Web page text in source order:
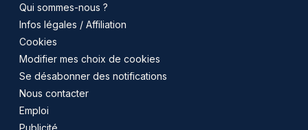
Qui sommes-nous ?
Infos légales / Affiliation
Cookies
Modifier mes choix de cookies
Se désabonner des notifications
Nous contacter
Emploi